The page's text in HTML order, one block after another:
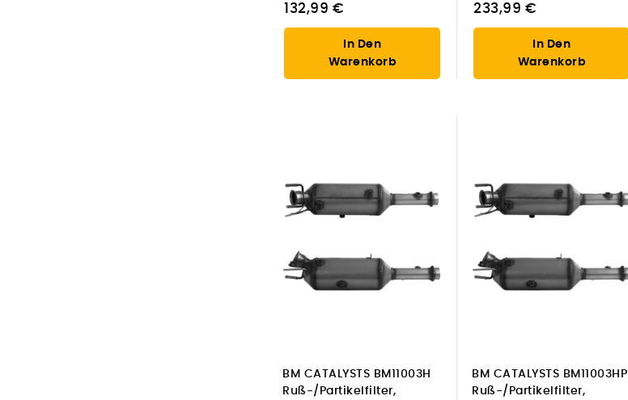
132,99 €
In Den
Warenkorb
233,99 €
In Den
Warenkorb
BM CATALYSTS BM11003H
Ruß-/Partikelfilter,
BM CATALYSTS BM11003HP
Ruß-/Partikelfilter,